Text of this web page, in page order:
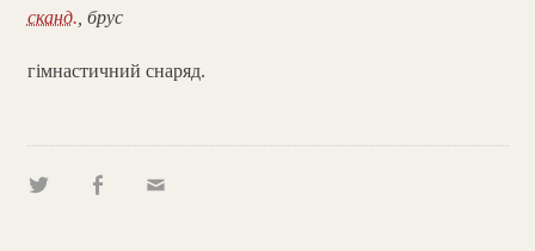
сканд. , брус
гімнастичний снаряд.